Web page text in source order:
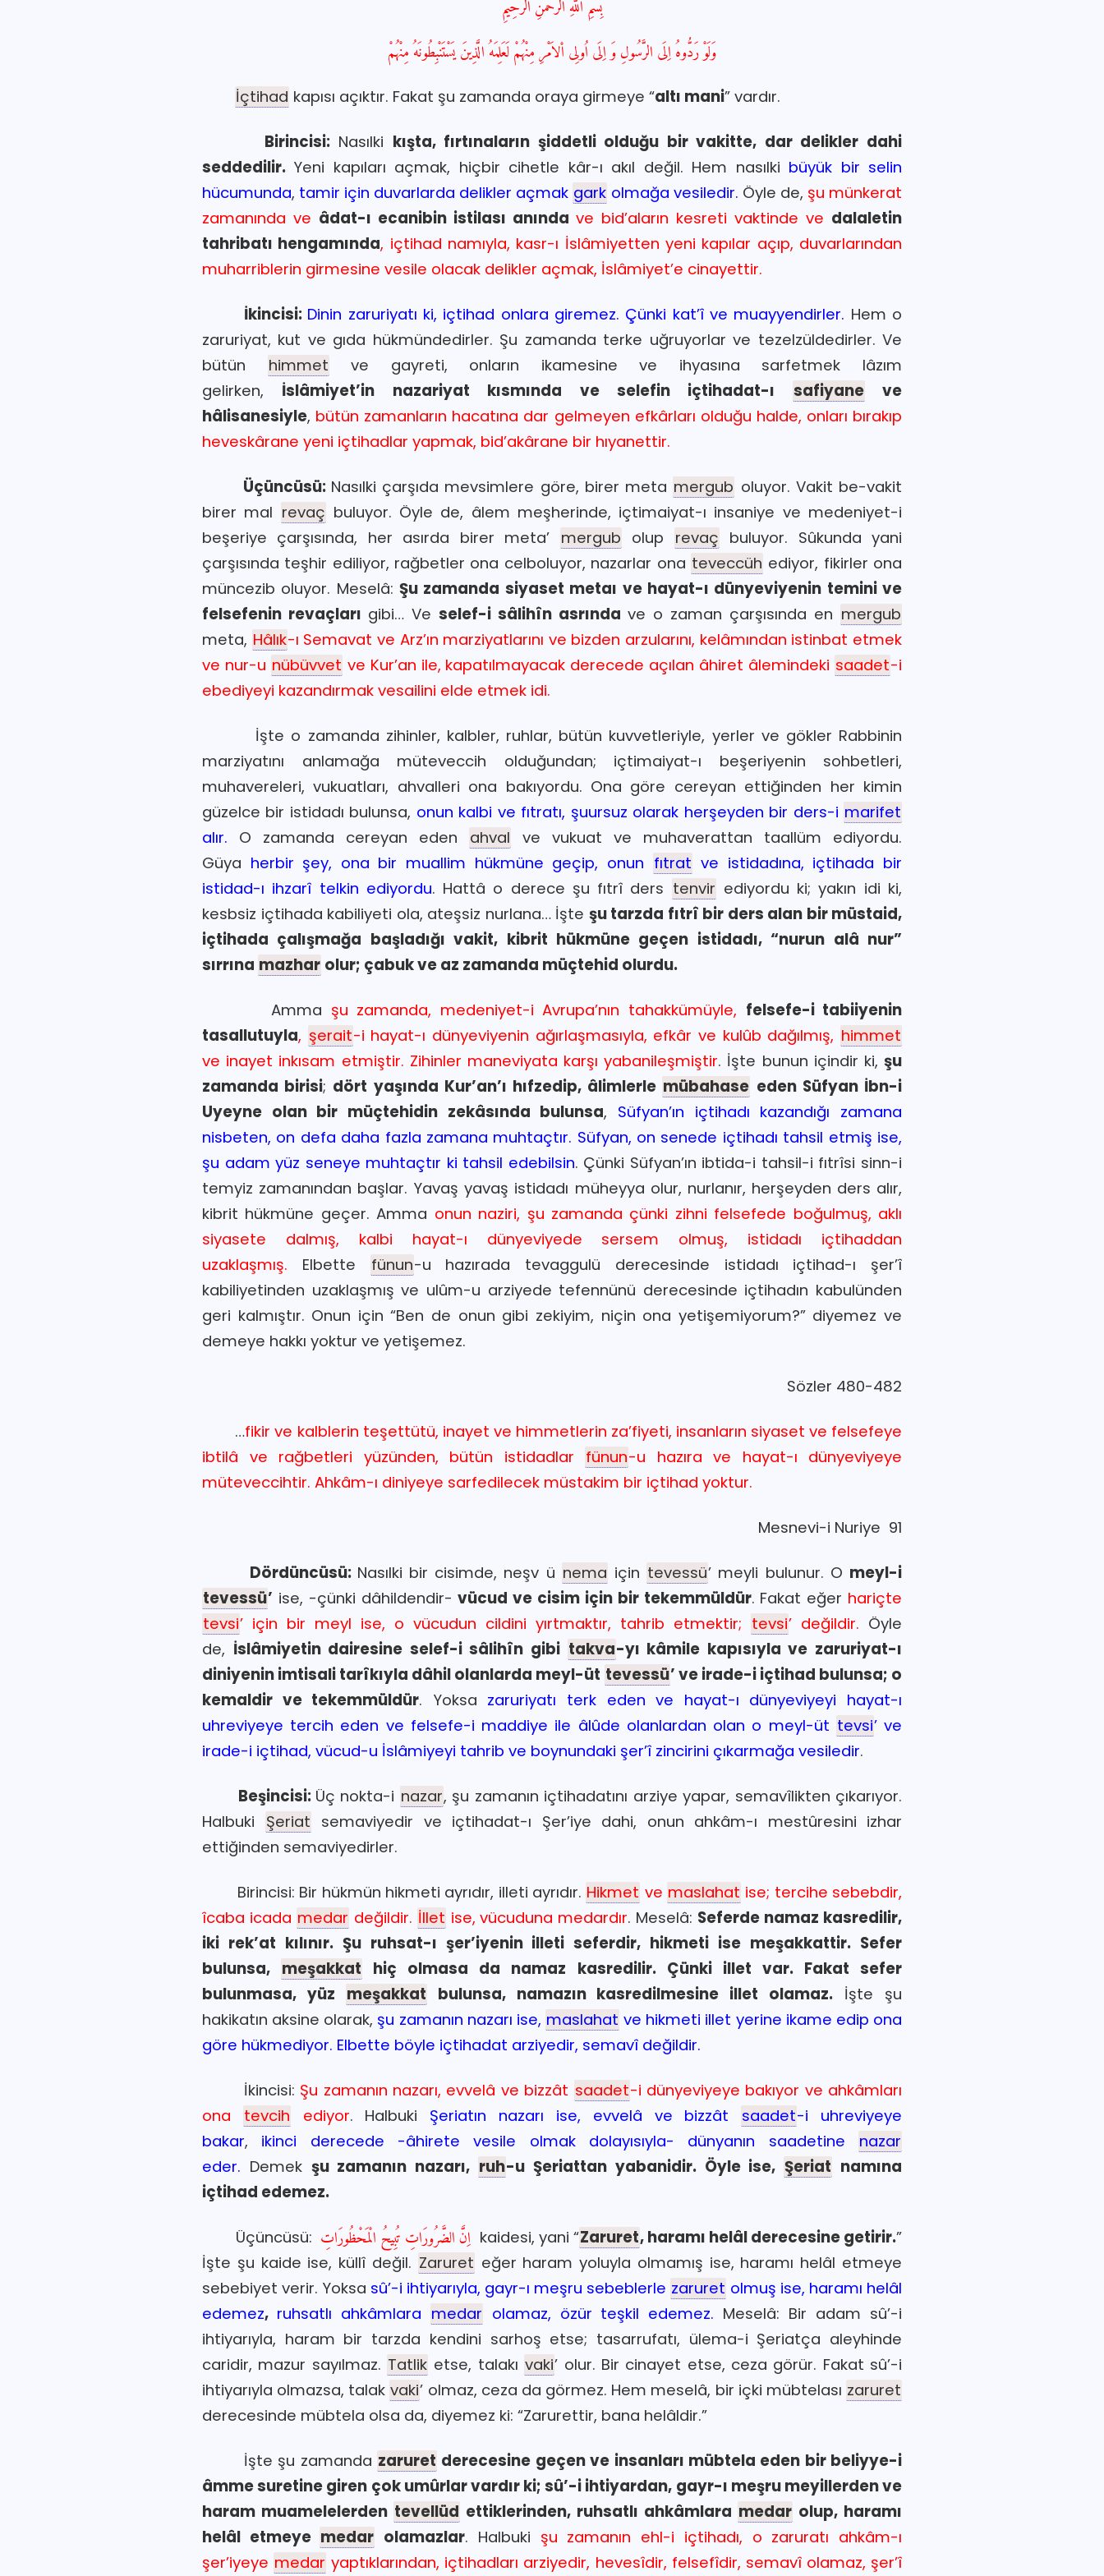
بِسْمِ اللّٰهِ الرَّحْمٰنِ الرَّحِيمِ
وَلَوْ رَدُّوهُ اِلَى الرَّسُولِ وَ اِلَى اُولِى اْلاَمْرِ مِنْهُمْ لَعَلِمَهُ الَّذِينَ يَسْتَنْبِطُونَهُ مِنْهُمْ
İçtihad kapısı açıktır. Fakat şu zamanda oraya girmeye “altı mani” vardır.
Birincisi: Nasılki kışta, fırtınaların şiddetli olduğu bir vakitte, dar delikler dahi
seddedilir. Yeni kapıları açmak, hiçbir cihetle kâr-ı akıl değil. Hem nasılki büyük bir selin
hücumunda, tamir için duvarlarda delikler açmak gark olmağa vesiledir. Öyle de, şu münkerat
zamanında ve âdat-ı ecanibin istilası anında ve bid’aların kesreti vaktinde ve dalaletin
tahribatı hengamında, içtihad namıyla, kasr-ı İslâmiyetten yeni kapılar açıp, duvarlarından
muharriblerin girmesine vesile olacak delikler açmak, İslâmiyet’e cinayettir.
İkincisi: Dinin zaruriyatı ki, içtihad onlara giremez. Çünki kat’î ve muayyendirler. Hem o
zaruriyat, kut ve gıda hükmündedirler. Şu zamanda terke uğruyorlar ve tezelzüldedirler. Ve
bütün himmet ve gayreti, onların ikamesine ve ihyasına sarfetmek lâzım
gelirken, İslâmiyet’in nazariyat kısmında ve selefin içtihadat-ı safiyane ve
hâlisanesiyle, bütün zamanların hacatına dar gelmeyen efkârları olduğu halde, onları bırakıp
heveskârane yeni içtihadlar yapmak, bid’akârane bir hıyanettir.
Üçüncüsü: Nasılki çarşıda mevsimlere göre, birer meta mergub oluyor. Vakit be-vakit
birer mal revaç buluyor. Öyle de, âlem meşherinde, içtimaiyat-ı insaniye ve medeniyet-i
beşeriye çarşısında, her asırda birer meta’ mergub olup revaç buluyor. Sûkunda yani
çarşısında teşhir ediliyor, rağbetler ona celboluyor, nazarlar ona teveccüh ediyor, fikirler ona
müncezib oluyor. Meselâ:Şu zamanda siyaset metaı ve hayat-ı dünyeviyenin temini ve
felsefenin revaçları gibi… Ve selef-i sâlihîn asrında ve o zaman çarşısında en mergub
meta, Hâlık-ı Semavat ve Arz’ın marziyatlarını ve bizden arzularını, kelâmından istinbat etmek
ve nur-u nübüvvet ve Kur’an ile, kapatılmayacak derecede açılan âhiret âlemindeki saadet-i
ebediyeyi kazandırmak vesailini elde etmek idi.
İşte o zamanda zihinler, kalbler, ruhlar, bütün kuvvetleriyle, yerler ve gökler Rabbinin
marziyatını anlamağa müteveccih olduğundan; içtimaiyat-ı beşeriyenin sohbetleri,
muhavereleri, vukuatları, ahvalleri ona bakıyordu. Ona göre cereyan ettiğinden her kimin
güzelce bir istidadı bulunsa, onun kalbi ve fıtratı, şuursuz olarak herşeyden bir ders-i marifet
alır. O zamanda cereyan eden ahval ve vukuat ve muhaverattan taallüm ediyordu.
Güya herbir şey, ona bir muallim hükmüne geçip, onun fıtrat ve istidadına, içtihada bir
istidad-ı ihzarî telkin ediyordu. Hattâ o derece şu fıtrî ders tenvir ediyordu ki; yakın idi ki,
kesbsiz içtihada kabiliyeti ola, ateşsiz nurlana… İşte şu tarzda fıtrî bir ders alan bir müstaid,
içtihada çalışmağa başladığı vakit, kibrit hükmüne geçen istidadı, “nurun alâ nur”
sırrına mazhar olur; çabuk ve az zamanda müçtehid olurdu.
Amma şu zamanda, medeniyet-i Avrupa’nın tahakkümüyle, felsefe-i tabiiyenin
tasallutuyla, şerait-i hayat-ı dünyeviyenin ağırlaşmasıyla, efkâr ve kulûb dağılmış, himmet
ve inayet inkısam etmiştir. Zihinler maneviyata karşı yabanileşmiştir. İşte bunun içindir ki,şu
zamanda birisi; dört yaşında Kur’an’ı hıfzedip, âlimlerle mübahase eden Süfyan İbn-i
Uyeyne olan bir müçtehidin zekâsında bulunsa, Süfyan’ın içtihadı kazandığı zamana
nisbeten, on defa daha fazla zamana muhtaçtır. Süfyan, on senede içtihadı tahsil etmiş ise,
şu adam yüz seneye muhtaçtır ki tahsil edebilsin. Çünki Süfyan’ın ibtida-i tahsil-i fıtrîsi sinn-i
temyiz zamanından başlar. Yavaş yavaş istidadı müheyya olur, nurlanır, herşeyden ders alır,
kibrit hükmüne geçer. Amma onun naziri, şu zamanda çünki zihni felsefede boğulmuş, aklı
siyasete dalmış, kalbi hayat-ı dünyeviyede sersem olmuş, istidadı içtihaddan
uzaklaşmış. Elbette fünun-u hazırada tevaggulü derecesinde istidadı içtihad-ı şer’î
kabiliyetinden uzaklaşmış ve ulûm-u arziyede tefennünü derecesinde içtihadın kabulünden
geri kalmıştır. Onun için “Ben de onun gibi zekiyim, niçin ona yetişemiyorum?” diyemez ve
demeye hakkı yoktur ve yetişemez.
Sözler 480-482
…fikir ve kalblerin teşettütü, inayet ve himmetlerin za’fiyeti, insanların siyaset ve felsefeye
ibtilâ ve rağbetleri yüzünden, bütün istidadlar fünun-u hazıra ve hayat-ı dünyeviyeye
müteveccihtir. Ahkâm-ı diniyeye sarfedilecek müstakim bir içtihad yoktur.
Mesnevi-i Nuriye 91
Dördüncüsü: Nasılki bir cisimde, neşv ü nema için tevessü’ meyli bulunur. O meyl-i
tevessü’ ise, -çünki dâhildendir-vücud ve cisim için bir tekemmüldür. Fakat eğer hariçte
tevsi’ için bir meyl ise, o vücudun cildini yırtmaktır, tahrib etmektir; tevsi’ değildir. Öyle
de, İslâmiyetin dairesine selef-i sâlihîn gibi takva-yı kâmile kapısıyla ve zaruriyat-ı
diniyenin imtisali tarîkıyla dâhil olanlarda meyl-üt tevessü’ ve irade-i içtihad bulunsa; o
kemaldir ve tekemmüldür. Yoksa zaruriyatı terk eden ve hayat-ı dünyeviyeyi hayat-ı
uhreviyeye tercih eden ve felsefe-i maddiye ile âlûde olanlardan olan o meyl-üt tevsi’ ve
irade-i içtihad, vücud-u İslâmiyeyi tahrib ve boynundaki şer’î zincirini çıkarmağa vesiledir.
Beşincisi: Üç nokta-i nazar, şu zamanın içtihadatını arziye yapar, semavîlikten çıkarıyor.
Halbuki Şeriat semaviyedir ve içtihadat-ı Şer’iye dahi, onun ahkâm-ı mestûresini izhar
ettiğinden semaviyedirler.
Birincisi: Bir hükmün hikmeti ayrıdır, illeti ayrıdır. Hikmet ve maslahat ise; tercihe sebebdir,
îcaba icada medar değildir. İllet ise, vücuduna medardır. Meselâ: Seferde namaz kasredilir,
iki rek’at kılınır. Şu ruhsat-ı şer’iyenin illeti seferdir, hikmeti ise meşakkattir. Sefer
bulunsa, meşakkat hiç olmasa da namaz kasredilir. Çünki illet var. Fakat sefer
bulunmasa, yüz meşakkat bulunsa, namazın kasredilmesine illet olamaz. İşte şu
hakikatın aksine olarak, şu zamanın nazarı ise, maslahat ve hikmeti illet yerine ikame edip ona
göre hükmediyor. Elbette böyle içtihadat arziyedir, semavî değildir.
İkincisi: Şu zamanın nazarı, evvelâ ve bizzât saadet-i dünyeviyeye bakıyor ve ahkâmları
ona tevcih ediyor. Halbuki Şeriatın nazarı ise, evvelâ ve bizzât saadet-i uhreviyeye
bakar, ikinci derecede -âhirete vesile olmak dolayısıyla- dünyanın saadetine nazar
eder. Demek şu zamanın nazarı, ruh-u Şeriattan yabanidir. Öyle ise, Şeriat namına
içtihad edemez.
Üçüncüsü: kaidesi, yani “Zaruret, haramı helâl derecesine getirir.”
İşte şu kaide ise, küllî değil. Zaruret eğer haram yoluyla olmamış ise, haramı helâl etmeye
sebebiyet verir. Yoksa sû’-i ihtiyarıyla, gayr-ı meşru sebeblerle zaruret olmuş ise, haramı helâl
edemez, ruhsatlı ahkâmlara medar olamaz, özür teşkil edemez. Meselâ: Bir adam sû’-i
ihtiyarıyla, haram bir tarzda kendini sarhoş etse; tasarrufatı, ülema-i Şeriatça aleyhinde
caridir, mazur sayılmaz. Tatlik etse, talakı vaki’ olur. Bir cinayet etse, ceza görür. Fakat sû’-i
ihtiyarıyla olmazsa, talak vaki’ olmaz, ceza da görmez. Hem meselâ, bir içki mübtelası zaruret
derecesinde mübtela olsa da, diyemez ki: “Zarurettir, bana helâldir.”
İşte şu zamanda zaruret derecesine geçen ve insanları mübtela eden bir beliyye-i
âmme suretine giren çok umûrlar vardır ki; sû’-i ihtiyardan, gayr-ı meşru meyillerden ve
haram muamelelerden tevellüd ettiklerinden, ruhsatlı ahkâmlara medar olup, haramı
helâl etmeye medar olamazlar. Halbuki şu zamanın ehl-i içtihadı, o zaruratı ahkâm-ı
şer’iyeye medar yaptıklarından, içtihadları arziyedir, hevesîdir, felsefîdir, semavî olamaz, şer’î